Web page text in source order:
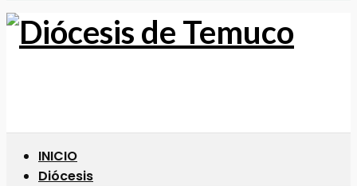
INICIO
Diócesis